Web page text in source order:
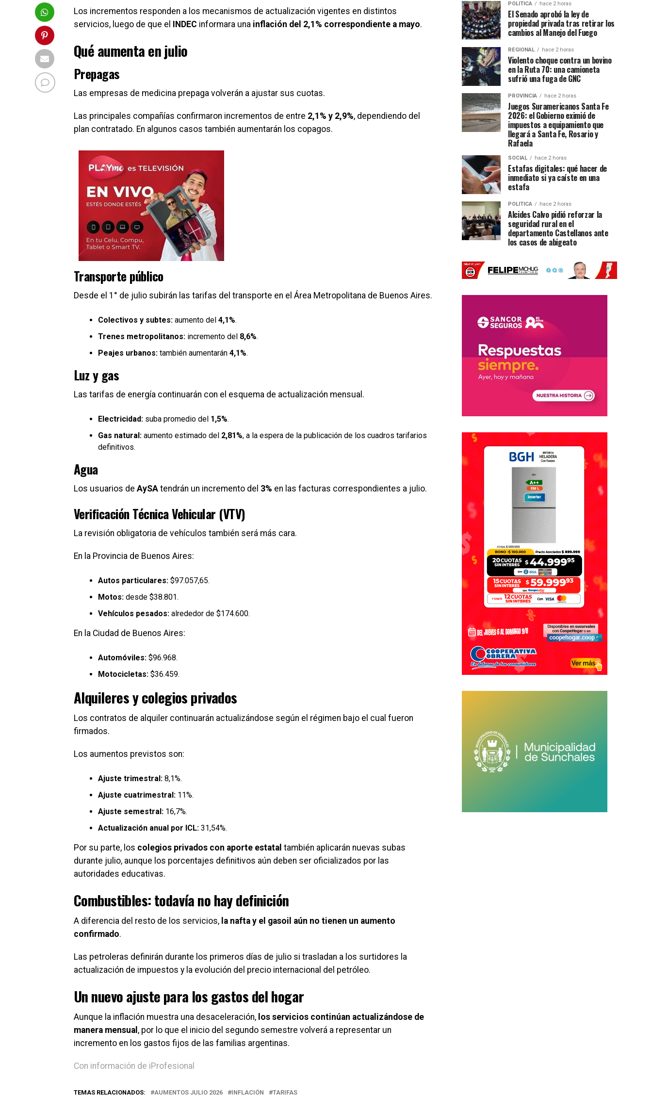
Los incrementos responden a los mecanismos de actualización vigentes en distintos
servicios, luego de que el
INDEC informara una inflación del 2,1% correspondiente a mayo.
Qué aumenta en julio
Prepagas
Las empresas de medicina prepaga volverán a ajustar sus cuotas.
Las principales compañías confirmaron incrementos de entre 2,1% y 2,9%, dependiendo del
plan contratado. En algunos casos también aumentarán los copagos.
Transporte público
Desde el 1° de julio subirán las tarifas del transporte en el Área Metropolitana de Buenos Aires.
Colectivos y subtes: aumento del 4,1%.
Trenes metropolitanos: incremento del 8,6%.
Peajes urbanos: también aumentarán 4,1%.
Luz y gas
Las tarifas de energía continuarán con el esquema de actualización mensual.
Electricidad: suba promedio del 1,5%.
Gas natural: aumento estimado del 2,81%, a la espera de la publicación de los cuadros tarifarios
definitivos.
Agua
Los usuarios de AySA tendrán un incremento del 3% en las facturas correspondientes a julio.
Verificación Técnica Vehicular (VTV)
La revisión obligatoria de vehículos también será más cara.
En la Provincia de Buenos Aires:
Autos particulares: $97.057,65.
Motos: desde $38.801.
Vehículos pesados: alrededor de $174.600.
En la Ciudad de Buenos Aires:
Automóviles: $96.968.
Motocicletas: $36.459.
Alquileres y colegios privados
Los contratos de alquiler continuarán actualizándose según el régimen bajo el cual fueron
firmados.
Los aumentos previstos son:
Ajuste trimestral: 8,1%.
Ajuste cuatrimestral: 11%.
Ajuste semestral: 16,7%.
Actualización anual por ICL: 31,54%.
Por su parte, los colegios privados con aporte estatal también aplicarán nuevas subas
durante julio, aunque los porcentajes definitivos aún deben ser oficializados por las
autoridades educativas.
Combustibles: todavía no hay definición
A diferencia del resto de los servicios, la nafta y el gasoil aún no tienen un aumento
confirmado.
Las petroleras definirán durante los primeros días de julio si trasladan a los surtidores la
actualización de impuestos y la evolución del precio internacional del petróleo.
Un nuevo ajuste para los gastos del hogar
Aunque la inflación muestra una desaceleración, los servicios continúan actualizándose de
manera mensual , por lo que el inicio del segundo semestre volverá a representar un
incremento en los gastos fijos de las familias argentinas.
Con información de iProfesional
TEMAS RELACIONADOS: AUMENTOS JULIO 2026 INFLACIÓN TARIFAS
POLITICA hace 2 horas
El Senado aprobó la ley de
propiedad privada tras retirar los
cambios al Manejo del Fuego
REGIONAL hace 2 horas
Violento choque contra un bovino
en la Ruta 70: una camioneta
sufrió una fuga de GNC
PROVINCIA hace 2 horas
Juegos Suramericanos Santa Fe
2026: el Gobierno eximió de
impuestos a equipamiento que
llegará a Santa Fe, Rosario y
Rafaela
SOCIAL hace 2 horas
Estafas digitales: qué hacer de
inmediato si ya caíste en una
estafa
POLITICA hace 2 horas
Alcides Calvo pidió reforzar la
seguridad rural en el
departamento Castellanos ante
los casos de abigeato